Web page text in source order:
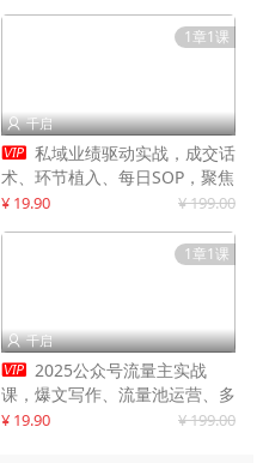
1章1课
 千启
 私域业绩驱动实战，成交话
术、环节植入、每日SOP，聚焦
增长，驱动营收持续突破
¥ 19.90 ¥ 199.00
1章1课
 千启
 2025公众号流量主实战
课，爆文写作、流量池运营、多
平台分发，新手日入千元月赚5
¥ 19.90 ¥ 199.00